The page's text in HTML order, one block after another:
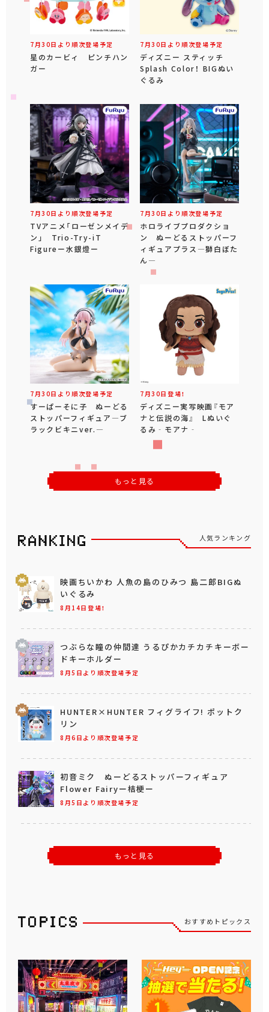
7月30日より順次登場予定
星のカービィ ピンチハン
ガー
7月30日より順次登場予定
ディズニー スティッチ
Splash Color！ BIGぬい
ぐるみ
7月30日より順次登場予定
TVアニメ「ローゼンメイデ
ン」 Trio-Try-iT
Figureー水銀燈ー
7月30日より順次登場予定
ホロライブプロダクショ
ン ぬーどるストッパーフ
ィギュアプラス―獅白ぼた
ん―
7月30日より順次登場予定
すーぱーそに子 ぬーどる
ストッパーフィギュア―ブ
ラックビキニver.―
7月30日登場！
ディズニー実写映画『モア
ナと伝説の海』 Lぬいぐ
るみ‐モアナ‐
もっと見る
人気ランキング
8月14日登場！
映画ちいかわ 人魚の島のひみつ 島二郎BIGぬ
いぐるみ
8月5日より順次登場予定
つぶらな瞳の仲間達 うるぴかカチカチキーボー
ドキーホルダー
8月6日より順次登場予定
HUNTER×HUNTER フィグライフ! ポットク
リン
8月5日より順次登場予定
初音ミク ぬーどるストッパーフィギュア
Flower Fairyー桔梗ー
もっと見る
おすすめトピックス